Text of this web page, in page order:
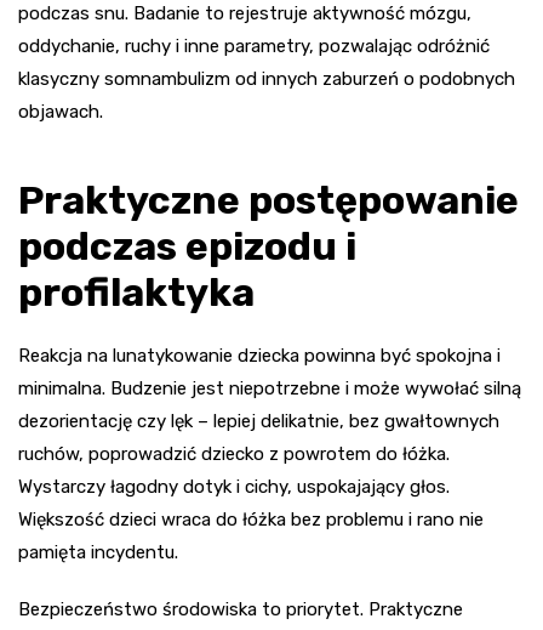
podczas snu. Badanie to rejestruje aktywność mózgu,
oddychanie, ruchy i inne parametry, pozwalając odróżnić
klasyczny somnambulizm od innych zaburzeń o podobnych
objawach.
Praktyczne postępowanie
podczas epizodu i
profilaktyka
Reakcja na lunatykowanie dziecka powinna być spokojna i
minimalna. Budzenie jest niepotrzebne i może wywołać silną
dezorientację czy lęk – lepiej delikatnie, bez gwałtownych
ruchów, poprowadzić dziecko z powrotem do łóżka.
Wystarczy łagodny dotyk i cichy, uspokajający głos.
Większość dzieci wraca do łóżka bez problemu i rano nie
pamięta incydentu.
Bezpieczeństwo środowiska to priorytet. Praktyczne